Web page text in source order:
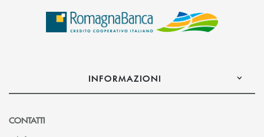
INFORMAZIONI
CONTATTI